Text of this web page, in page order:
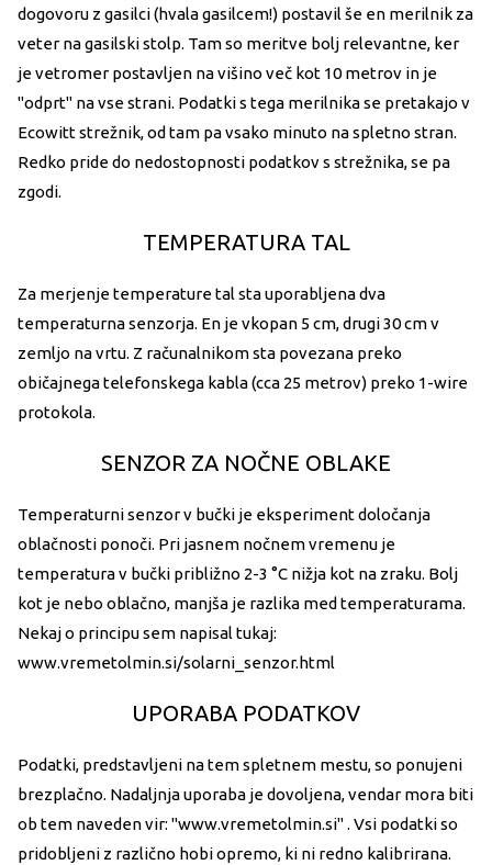
dogovoru z gasilci (hvala gasilcem!) postavil še en merilnik za
veter na gasilski stolp. Tam so meritve bolj relevantne, ker
je vetromer postavljen na višino več kot 10 metrov in je
"odprt" na vse strani. Podatki s tega merilnika se pretakajo v
Ecowitt strežnik, od tam pa vsako minuto na spletno stran.
Redko pride do nedostopnosti podatkov s strežnika, se pa
zgodi.
TEMPERATURA TAL
Za merjenje temperature tal sta uporabljena dva
temperaturna senzorja. En je vkopan 5 cm, drugi 30 cm v
zemljo na vrtu. Z računalnikom sta povezana preko
običajnega telefonskega kabla (cca 25 metrov) preko 1-wire
protokola.
SENZOR ZA NOČNE OBLAKE
Temperaturni senzor v bučki je eksperiment določanja
oblačnosti ponoči. Pri jasnem nočnem vremenu je
temperatura v bučki približno 2-3 °C nižja kot na zraku. Bolj
kot je nebo oblačno, manjša je razlika med temperaturama.
Nekaj o principu sem napisal tukaj:
www.vremetolmin.si/solarni_senzor.html
UPORABA PODATKOV
Podatki, predstavljeni na tem spletnem mestu, so ponujeni
brezplačno. Nadaljnja uporaba je dovoljena, vendar mora biti
ob tem naveden vir: "www.vremetolmin.si" . Vsi podatki so
pridobljeni z različno hobi opremo, ki ni redno kalibrirana.